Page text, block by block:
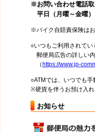
※お問い合わせ電話取
平日（月曜～金曜
※バイク自賠責保険は
○いつもご利用されて
郵便局広告の詳しい
（ https://www.jp-
○ATMでは、いつでも
※硬貨を伴うお預け入れ
お知らせ